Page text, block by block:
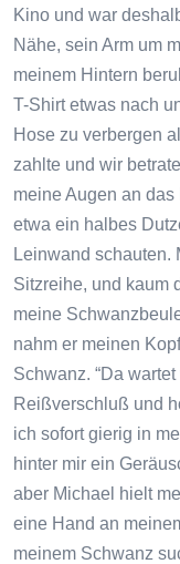
Kino und war
Nähe, sein Arm um
meinem Hintern
T-Shirt etwas nach
Hose zu verbergen
zahlte und wir
meine Augen an
etwa ein halbes
Leinwand schauten.
Sitzreihe, und kaum
meine
nahm er meinen
Schwanz. “Da
Reißverschluß und
ich sofort gierig in
hinter mir ein
aber Michael hielt
eine Hand an
meinem Schwanz